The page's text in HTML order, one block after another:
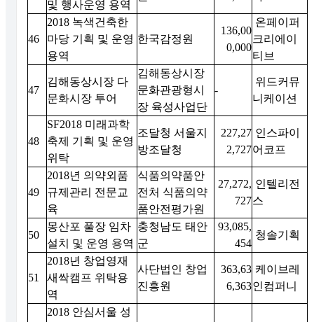
및 행사운영 용역
46
2018 녹색건축한
마당 기획 및 운영
용역
한국감정원
136,00
0,000
온페이퍼
크리에이
티브
47
김해동상시장 다
문화시장 투어
김해동상시장
문화관광형시
장 육성사업단
-
위드커뮤
니케이션
48
SF2018 미래과학
축제 기획 및 운영
위탁
조달청 서울지
방조달청
227,27
2,727
인스파이
어코프
49
2018년 의약외품
규제관리 전문교
육
식품의약품안
전처 식품의약
품안전평가원
27,272,
727
인텔리전
스
50
몽산포 풀장 임차
설치 및 운영 용역
충청남도 태안
군
93,085,
454
청솔기획
51
2018년 창업영재
새싹캠프 위탁용
역
사단법인 창업
진흥원
363,63
6,363
케이브레
인컴퍼니
2018 안심서울 성